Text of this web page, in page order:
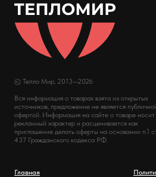
© Тепло Мир, 2013—2026
Вся информация о товарах взята из открытых
источников, предложение не является
офертой. Информация на сайте о товаре носит
рекламный характер и расценивается как
приглашение делать оферты на основании п.1
437 Гражданского кодекса РФ.
Главная